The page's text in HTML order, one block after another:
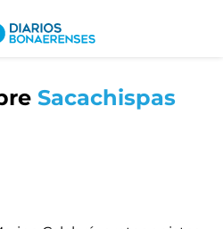
Sacachispas